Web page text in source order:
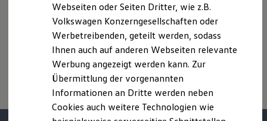
Volkswagen Kollektion
R-Kollektion
GTI Kollektion
Fußball Drop
we drive football
#wedriveproud
Besitzer und Service
myVolkswagen
Software Updates
Service und Ersatzteile
Inspektion und HU/AU
usw.) können relevante Fahrzeugparameter, wiez. B.
Rollwiderstand und Aerodynamik verändern und neben
Witterungs- und Verkehrsbedingungen sowie dem
individuellen Fahrverhalten den Kraftstoffverbrauch, den
Fahrleistungswerte eines Fahrzeugs beeinflussen.
Webseiten oder Seiten Dritter, wie z.B.
Volkswagen Konzerngesellschaften oder
Werbetreibenden, geteilt werden, sodass
Ihnen auch auf anderen Webseiten relevante
Werbung angezeigt werden kann. Zur
Übermittlung der vorgenannten
Informationen an Dritte werden neben
Cookies auch weitere Technologien wie